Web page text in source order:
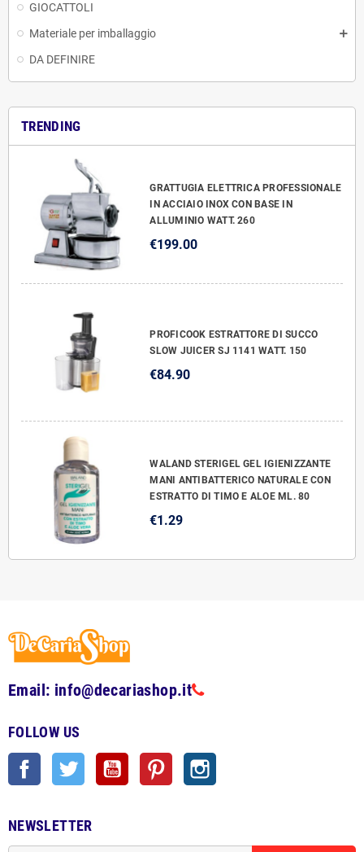
GIOCATTOLI
Materiale per imballaggio
DA DEFINIRE
TRENDING
GRATTUGIA ELETTRICA PROFESSIONALE
IN ACCIAIO INOX CON BASE IN
ALLUMINIO WATT. 260
€199.00
PROFICOOK ESTRATTORE DI SUCCO
SLOW JUICER SJ 1141 WATT. 150
€84.90
WALAND STERIGEL GEL IGIENIZZANTE
MANI ANTIBATTERICO NATURALE CON
ESTRATTO DI TIMO E ALOE ML. 80
€1.29
Email: info@decariashop.it
FOLLOW US
Facebook Twitter YouTube Pinterest
NEWSLETTER